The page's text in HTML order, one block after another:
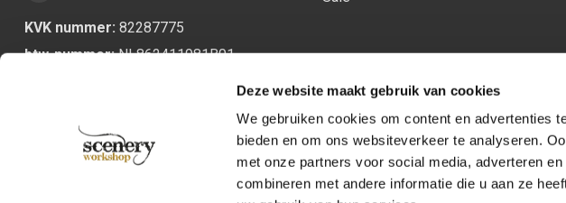
Deze website maakt gebruik van cookies
We gebruiken cookies om content en advertenties
bieden en om ons websiteverkeer te analyseren.
met onze partners voor social media, adverteren
combineren met andere informatie die u aan ze
KVK nummer: 82287775
btw-nummer:NL862411981B01